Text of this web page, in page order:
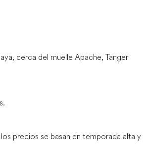
cerca del muelle Apache, Tanger
precios se basan en temporada alta y